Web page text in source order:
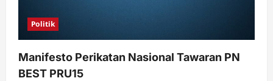
Politik
Manifesto Perikatan Nasional Tawaran PN
BEST PRU15